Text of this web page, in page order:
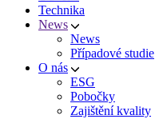
Technika
News
News
Případové studie
O nás
ESG
Pobočky
Zajištění kvality